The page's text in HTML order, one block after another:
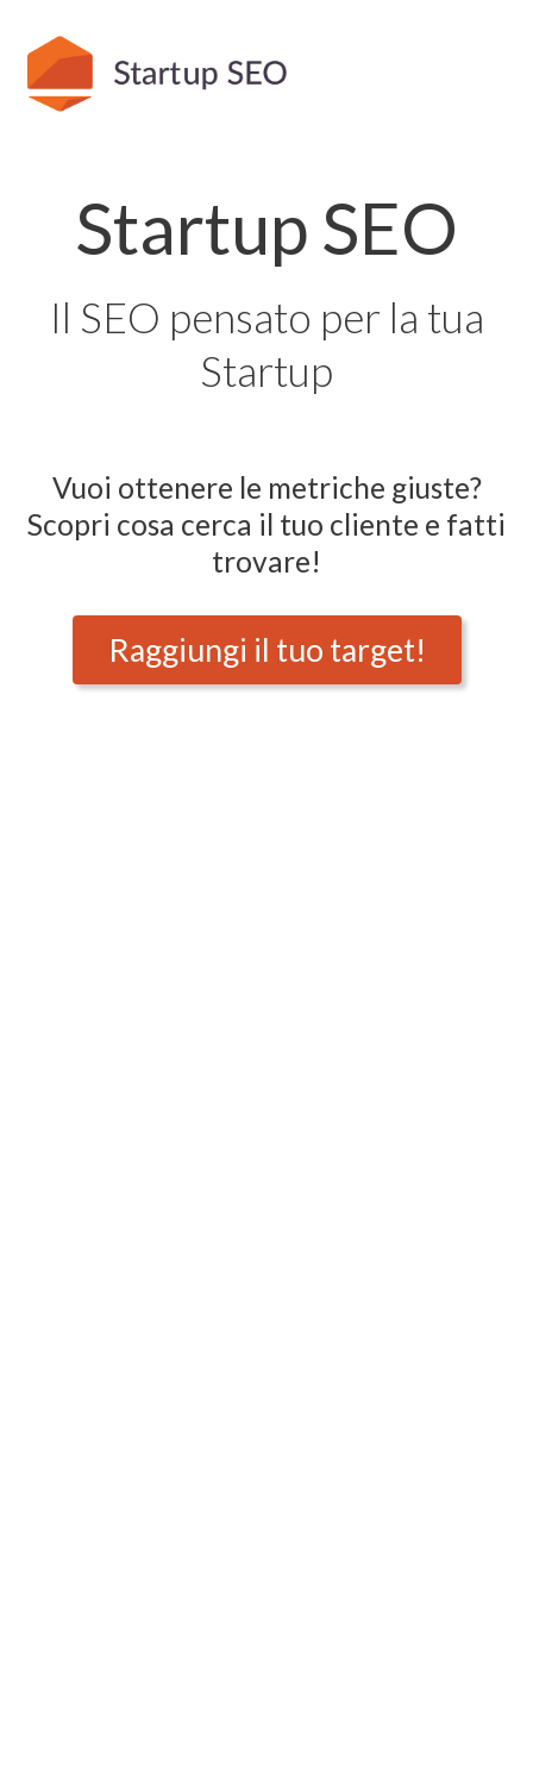
Startup SEO
Il SEO pensato per la tua
Startup
Vuoi ottenere le metriche giuste?
Scopri cosa cerca il tuo cliente e fatti
trovare!
Raggiungi il tuo target!